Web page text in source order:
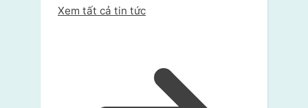
Xem tất cả tin tức